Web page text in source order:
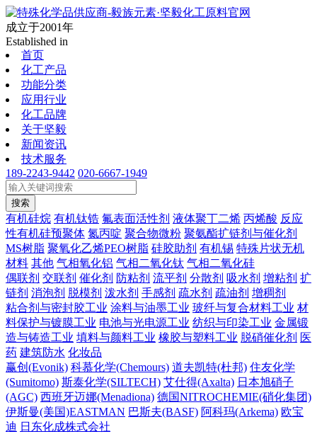
成立于2001年
Established in
首页
化工产品
功能分类
应用行业
化工品牌
关于坚毅
新闻资讯
技术服务
189-2243-9442 020-6667-1949
搜索
有机硅烷 有机钛锆 氟表面活性剂 液体聚丁二烯 丙烯酸 反应
性有机硅预聚体 氮丙啶 聚合物微粉 聚氨酯扩链剂与催化剂
MS树脂 聚氧化乙烯PEO树脂 硅胶助剂 有机锡 特殊片状无机
材料 其他 气相氧化铝 气相二氧化钛 气相二氧化硅
偶联剂 交联剂 催化剂 防粘剂 流平剂 分散剂 吸水剂 增粘剂 扩
链剂 消泡剂 脱模剂 泼水剂 手感剂 疏水剂 疏油剂 增稠剂
粘合剂与密封胶工业 涂料与油墨工业 玻纤与复合材料工业 材
料保护与镀膜工业 电池与光电源工业 纺织与印染工业 金属锻
造与铸造工业 填料与颜料工业 橡胶与塑料工业 脱硝催化剂 医
药 建筑防水 化妆品
赢创(Evonik) 科慕化学(Chemours) 道夫凯特(杜邦) 住友化学
(Sumitomo) 斯泰化学(SILTECH) 艾仕得(Axalta) 日本旭硝子
(AGC) 西班牙迈娜(Menadiona) 德国NITROCHEMIE(硝化集团)
伊斯曼(美国)EASTMAN 巴斯夫(BASF) 阿科玛(Arkema) 欧宝
迪 日东化成株式会社